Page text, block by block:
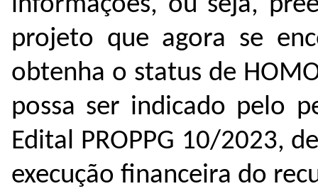
projeto que agora se
obtenha o status de
possa ser indicado pelo
Edital PROPPG 10/2023,
execução financeira do